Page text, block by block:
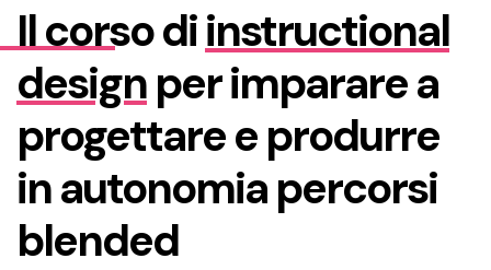
Il corso diinstructional
designper imparare a
progettare e produrre
in autonomia percorsi
blended